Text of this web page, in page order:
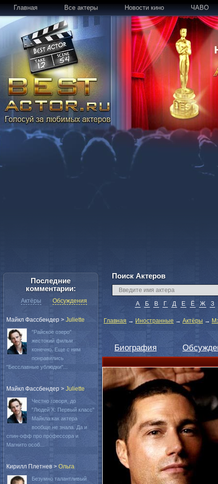
Главная Все актеры Новости кино ЧАВО
Поиск Актеров
А Б В Г Д Е Ё Ж З
Главная → Иностранные → Актёры →
Биография
Последние
комментарии:
Актёры Обсуждения
Майкл Фассбендер > Juliette
"Райское озеро"
жестокий фильм
конечно. Еще с ним
понравились
"Бесславные ублюдки"...
Майкл Фассбендер > Juliette
Честно говоря, до
"Людей Х: Первый класс"
Майкла как актера
вообще не знала. Да и
спин-офф про профессора и
Магнито особ...
Кирилл Плетнев > Oльга
Безумно талантливый